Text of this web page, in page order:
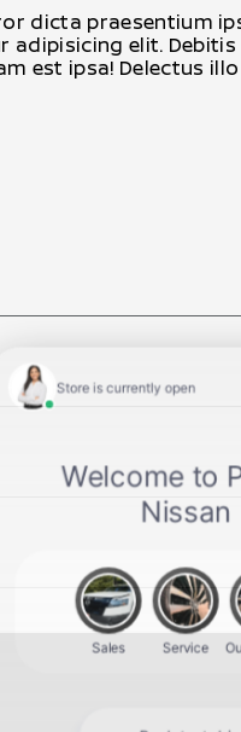
dicta praesentium
adipisicing elit.
est ipsa! Delectus